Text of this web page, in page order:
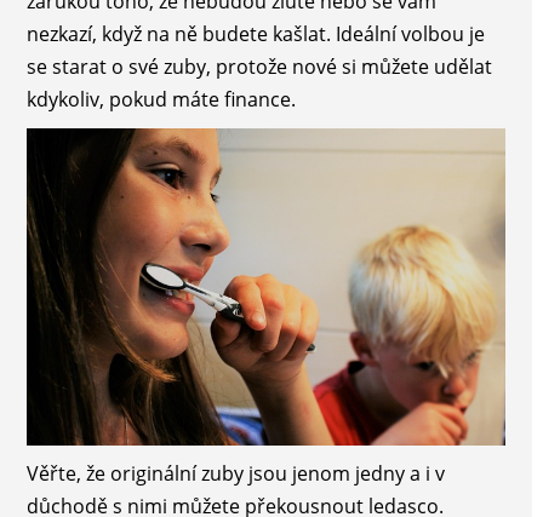
nezkazí, když na ně budete kašlat. Ideální volbou je
se starat o své zuby, protože nové si můžete udělat
kdykoliv, pokud máte finance.
Věřte, že originální zuby jsou jenom jedny a i v
důchodě s nimi můžete překousnout ledasco.